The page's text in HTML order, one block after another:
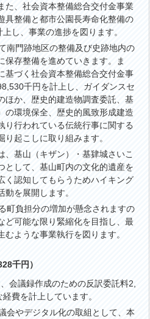
た、社会資本整備総合交付金事業
具整備と都市公園長寿命化整備の
し、事業の進捗を図ります。
南門跡地区の整備及び史跡地内の
保存整備を進めていきます。ま
基づく社会資本整備総合交付金事
千円を計上し、ガイダンスセ
ほか、歴史的建造物調査委託、基
の環境保全、歴史的風致形成建造
り行われている伝統行事に関する
起こしに取り組みます。
基山（キザン）・基肄城さいこ
として、基山町内の文化的遺産を
く認知してもらうためハイキング
を展開します。
町負担分の増加が懸念されますの
ど可能な限り緊縮化を目指し、最
ような事業執行を図ります。
千円）
会議録作成のための反訳委託料2,
費を計上しています。
会やデジタル化の取組として、本